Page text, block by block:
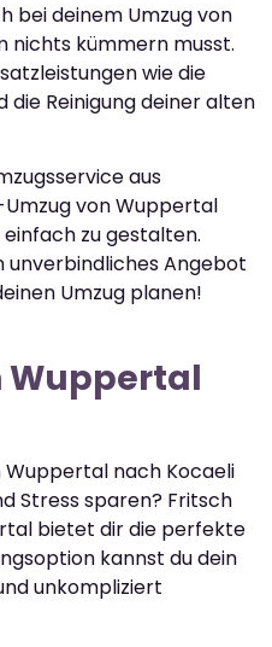
bei deinem Umzug von
nichts kümmern musst.
wie die
die Reinigung deiner alten
aus
von Wuppertal
zu gestalten.
unverbindliches Angebot
Umzug planen!
Wuppertal
Wuppertal nach Kocaeli
Stress sparen? Fritsch
bietet dir die perfekte
kannst du dein
unkompliziert